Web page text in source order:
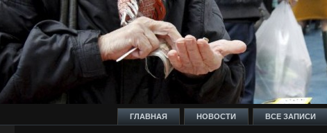
ГЛАВНАЯ НОВОСТИ ВСЕ ЗАПИСИ